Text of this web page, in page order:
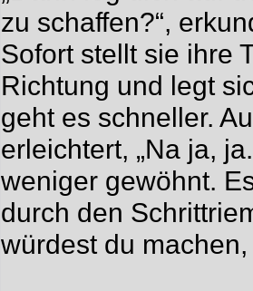
zu schaffen?“,
Sofort stellt sie ihre
Richtung und legt
geht es schneller.
erleichtert, „Na ja,
weniger gewöhnt.
durch den
würdest du